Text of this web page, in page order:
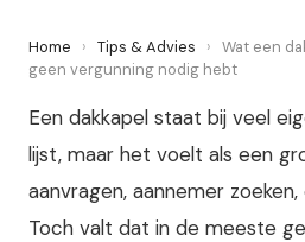
Home › Tips & Advies › Wat een
geen vergunning nodig hebt
Een dakkapel staat bij veel
lijst, maar het voelt als een
aanvragen, aannemer
Toch valt dat in de meeste